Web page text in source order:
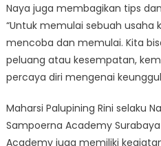
Naya juga membagikan tips
“Untuk memulai sebuah
mencoba dan memulai. Kita
peluang atau kesempatan,
percaya diri mengenai
Maharsi Palupining Rini selaku
Sampoerna Academy
Academy juga memiliki